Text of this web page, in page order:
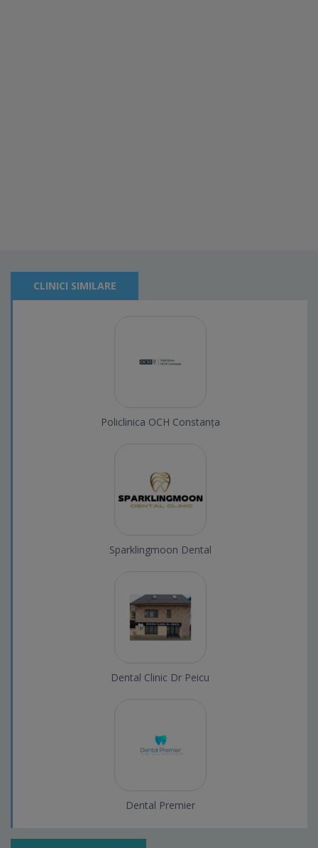
CLINICI SIMILARE
Policlinica OCH Constanța
Sparklingmoon Dental
Dental Clinic Dr Peicu
Dental Premier